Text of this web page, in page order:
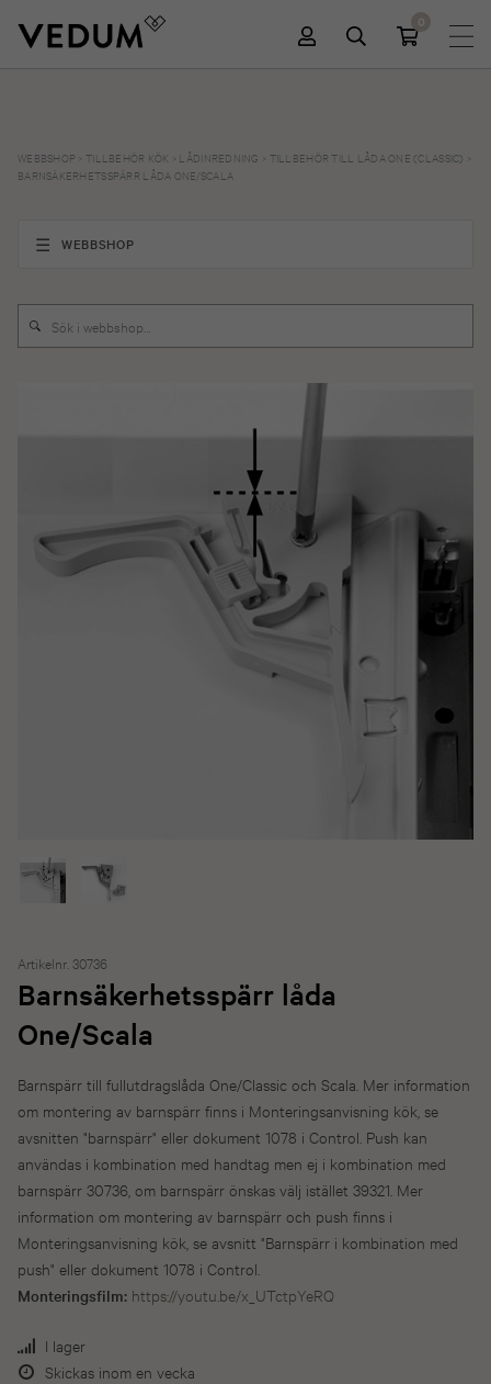
0
WEBBSHOP >TILLBEHÖR KÖK LÅDINREDNING TILLBEHÖR TILL LÅDA ONE (CLASSIC)
BARNSÄKERHETSSPÄRR LÅDA ONE/SCALA
WEBBSHOP
Artikelnr. 30736
Barnsäkerhetsspärr låda
One/Scala
Barnspärr till fullutdragslåda One/Classic och Scala. Mer information
om montering av barnspärr finns i Monteringsanvisning kök, se
avsnitten "barnspärr" eller dokument 1078 i Control. Push kan
användas i kombination med handtag men ej i kombination med
barnspärr 30736, om barnspärr önskas välj istället 39321. Mer
information om montering av barnspärr och push finns i
Monteringsanvisning kök, se avsnitt "Barnspärr i kombination med
push" eller dokument 1078 i Control.
Monteringsfilm: https://youtu.be/x_UTctpYeRQ
I lager
Skickas inom en vecka